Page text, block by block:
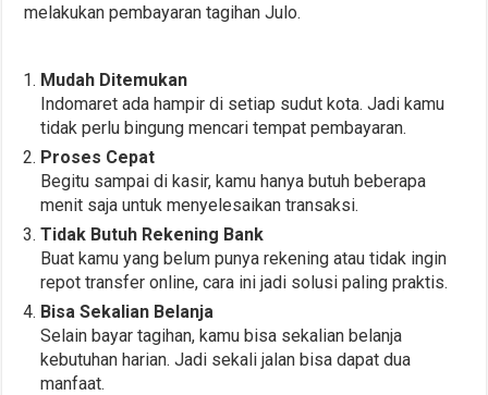
melakukan pembayaran tagihan Julo.
Mudah Ditemukan
Indomaret ada hampir di setiap sudut kota. Jadi kamu
tidak perlu bingung mencari tempat pembayaran.
Proses Cepat
Begitu sampai di kasir, kamu hanya butuh beberapa
menit saja untuk menyelesaikan transaksi.
Tidak Butuh Rekening Bank
Buat kamu yang belum punya rekening atau tidak ingin
repot transfer online, cara ini jadi solusi paling praktis.
Bisa Sekalian Belanja
Selain bayar tagihan, kamu bisa sekalian belanja
kebutuhan harian. Jadi sekali jalan bisa dapat dua
manfaat.